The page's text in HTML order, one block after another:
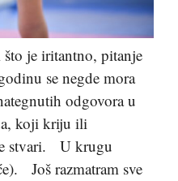
što je iritantno, pitanje
se negde mora
odgovora u
koji kriju ili
stvari. U krugu
Još razmatram sve